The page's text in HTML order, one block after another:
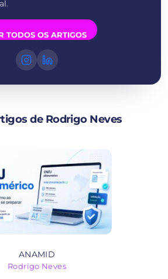
TODOS OS ARTIGOS
de Rodrigo Neves
ANAMID
Rodrigo Neves